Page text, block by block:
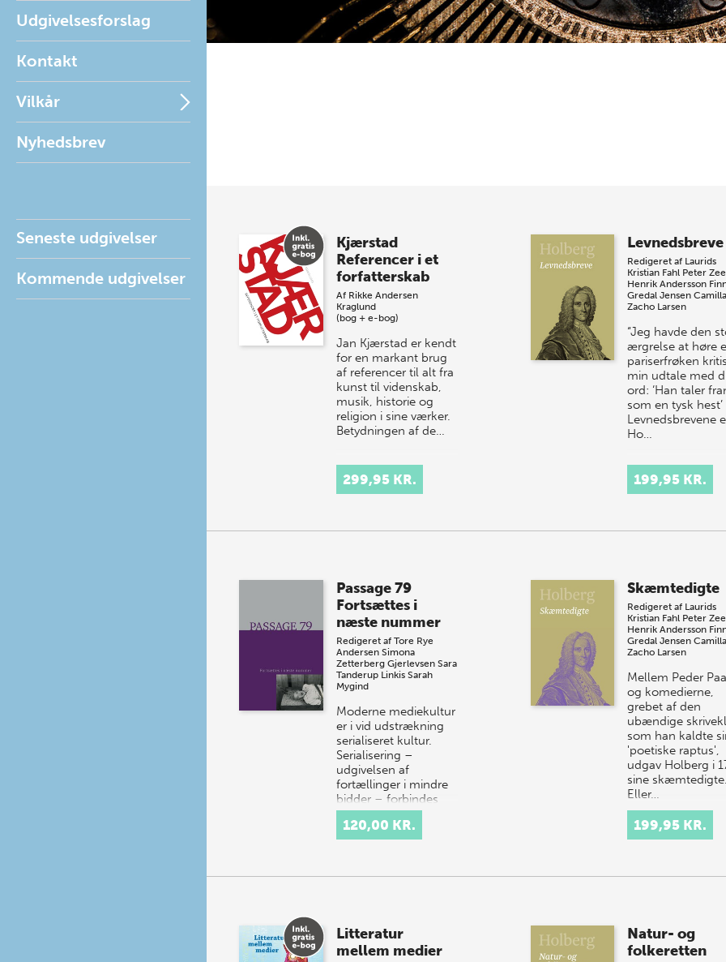
Udgivelsesforslag
Kontakt
Vilkår
Nyhedsbrev
Seneste udgivelser
Kommende udgivelser
Kjærstad
Referencer i et
forfatterskab
Af Rikke Andersen
Kraglund
(bog + e-bog)
Jan Kjærstad er kendt
for en markant brug
af referencer til alt fra
kunst til videnskab,
musik, historie og
religion i sine værker.
Betydningen af de…
299,95 KR.
Levnedsbreve
Redigeret af Laurids
Kristian Fahl Peter
Henrik Andersson
Gredal Jensen Camilla
Zacho Larsen
“Jeg havde den
ærgrelse at høre
pariserfrøken
min udtale med
ord: ‘Han taler
som en tysk hest’
Levnedsbrevene
Ho…
199,95 KR.
Passage 79
Fortsættes i
næste nummer
Redigeret af Tore Rye
Andersen Simona
Zetterberg Gjerlevsen Sara
Tanderup Linkis Sarah
Mygind
Moderne mediekultur
er i vid udstrækning
serialiseret kultur.
Serialisering –
udgivelsen af
fortællinger i mindre
bidder – forbindes
ofte med Viktoria…
120,00 KR.
Skæmtedigte
Redigeret af Laurids
Kristian Fahl Peter
Henrik Andersson
Gredal Jensen Camilla
Zacho Larsen
Mellem Peder
og komedierne,
grebet af den
ubændige
som han kaldte
'poetiske raptus',
udgav Holberg i
sine
Eller…
199,95 KR.
Litteratur
mellem medier
Natur- og
folkeretten